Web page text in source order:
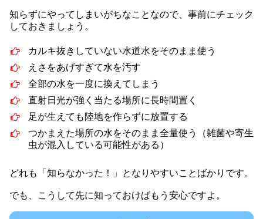
知らずにやってしまいがちなことなので、事前にチェック
しておきましょう。
カルキ抜きしていない水道水をそのまま使う
えさをあげすぎて水を汚す
全部の水を一度に換えてしまう
直射日光が強く当たる場所に長時間置く
足が生えても陸地を作らずに放置する
つかまえた場所の水をそのまま全量使う（雑菌や寄生
虫が混入している可能性がある）
どれも「知らなかった！」となりやすいことばかりです。
でも、こうして先に知っておけばもう安心ですよ。